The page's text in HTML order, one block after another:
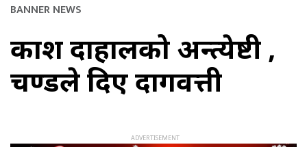
BANNER NEWS
प्रकाश दाहालको अन्त्येष्टी ,
प्रचण्डले दिए दागवत्ती